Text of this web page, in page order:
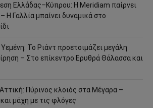
Ελλάδας–Κύπρου: Η Meridiam παίρνει
Η Γαλλία μπαίνει δυναμικά στο
Το Ριάντ προετοιμάζει μεγάλη
– Στο επίκεντρο Ερυθρά Θάλασσα και
Πύρινος κλοιός στα Μέγαρα –
μάχη με τις φλόγες